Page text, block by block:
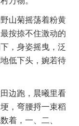
山菊摇荡着粉黄
按捺不住激动的
，身姿摇曳，泛
低下头，婉若待
边跑，晨曦里看
，弯腰捋一束稻
着，一、二、